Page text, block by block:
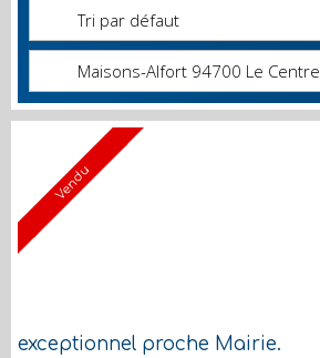
Tri par défaut
Maisons-Alfort 94700 Le Centre
Vendu
exceptionnel proche Mairie.